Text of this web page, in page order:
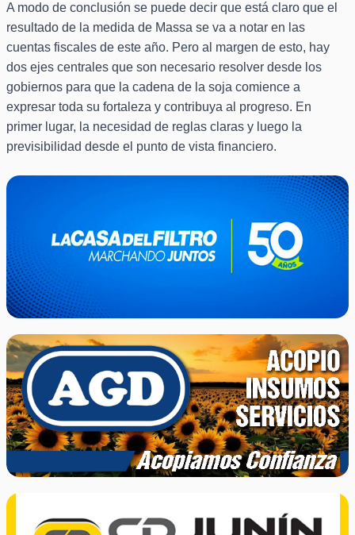
A modo de conclusión se puede decir que está claro que el
resultado de la medida de Massa se va a notar en las
cuentas fiscales de este año. Pero al margen de esto, hay
dos ejes centrales que son necesario resolver desde los
gobiernos para que la cadena de la soja comience a
expresar toda su fortaleza y contribuya al progreso. En
primer lugar, la necesidad de reglas claras y luego la
previsibilidad desde el punto de vista financiero.